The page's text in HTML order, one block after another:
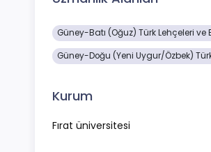
Güney-Batı (Oğuz) Türk Lehçeleri ve
Güney-Doğu (Yeni Uygur/Özbek)
Kurum
Fırat üniversitesi